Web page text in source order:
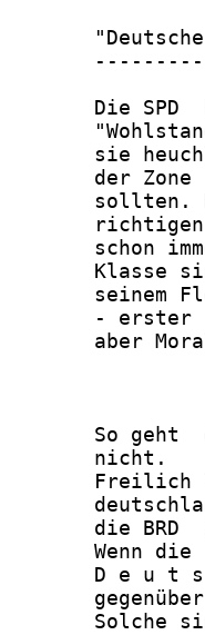
Die SPD
sie
der Zone
sollten.
schon
Klasse
seinem
- erster
aber
So geht
       nicht.
Freilich
die BRD
Wenn die
D e u t
Solche